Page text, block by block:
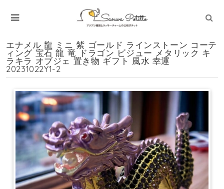
エナメル 龍 ミニ 紫 ゴールド ラインストーン コーテ
ィング 宝石 龍 竜 ドラゴン ビジュー メタリック キ
ラキラ オブジェ 置き物 ギフト 風水 幸運
20231022Y1-2